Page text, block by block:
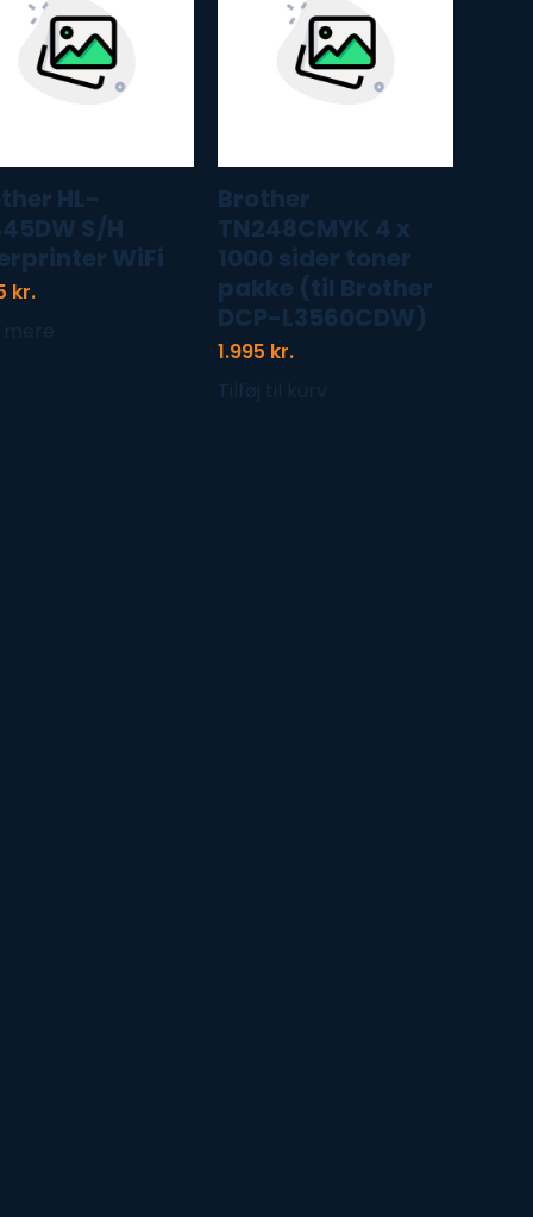
HL-
S/H
WiFi
kr.
Brother
TN248CMYK 4 x
1000 sider toner
pakke (til Brother
DCP-L3560CDW)
1.995 kr.
Tilføj til kurv